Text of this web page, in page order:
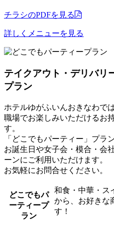
チラシのPDFを見る
詳しくメニューを見る
テイクアウト・デリバリ
プラン
ホテルゆがふいんおきなわで
職場でお楽しみいただけるお
す。
「どこでもパーティー」プラ
お誕生日や女子会・模合・会
ーンにご利用いただけます。
お気軽にお問合せください。
どこでもパ
ーティープ
ラン
和食・中華・ス
から、お好きな
す！